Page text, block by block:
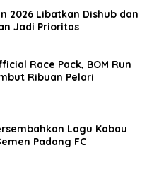
2026 Libatkan Dishub dan
Jadi Prioritas
Race Pack, BOM Run
Ribuan Pelari
Lagu Kabau
Padang FC